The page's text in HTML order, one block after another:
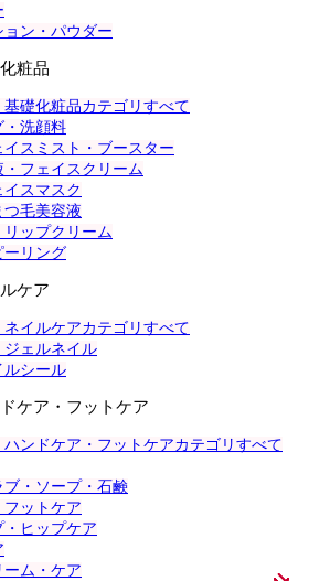
ョン・パウダー
粧品
基礎化粧品カテゴリすべて
・洗顔料
スミスト・ブースター
フェイスクリーム
スマスク
つ毛美容液
リップクリーム
ーリング
ケア
ネイルケアカテゴリすべて
ジェルネイル
ルシール
ケア・フットケア
ンドケア・フットケアカテゴリすべて
・ソープ・石鹸
ットケア
ヒップケア
ーム・ケア